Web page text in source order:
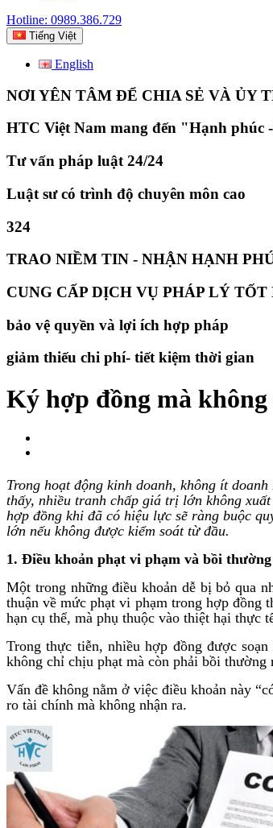
Hotline: 0989.386.729
Tiếng Việt
English
NƠI YÊN TÂM ĐỂ CHIA SẺ VÀ ỦY
HTC Việt Nam mang đến "Hạnh phúc
Tư vấn pháp luật 24/24
Luật sư có trình độ chuyên môn cao
324
TRAO NIỀM TIN - NHẬN HẠNH
CUNG CẤP DỊCH VỤ PHÁP LÝ TỐT
bảo vệ quyền và lợi ích hợp pháp
giảm thiếu chi phí- tiết kiệm thời gian
Ký hợp đồng mà
Trong hoạt động kinh doanh, không ít
thấy, nhiều tranh chấp giá trị lớn không
hợp đồng khi đã có hiệu lực sẽ ràng buộc
lớn nếu không được kiểm soát từ đầu.
1. Điều khoản phạt vi phạm và bồi
Một trong những điều khoản dễ bị bỏ qua
thuận về mức phạt vi phạm trong hợp
hạn cụ thể, mà phụ thuộc vào thiệt hại thực
Trong thực tiễn, nhiều hợp đồng được
không chỉ chịu phạt mà còn phải bồi
Vấn đề không nằm ở việc điều khoản này
ro tài chính mà không nhận ra.